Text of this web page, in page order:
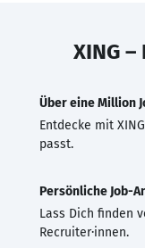
XING
Über eine Million
Entdecke mit
passt.
Persönliche Job-
Lass Dich finden
Recruiter·innen.